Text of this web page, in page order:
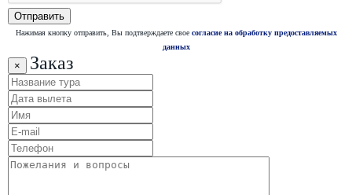
Нажимая кнопку отправить, Вы подтверждаете свое согласие на обработку предоставляемых
данных
× Заказ